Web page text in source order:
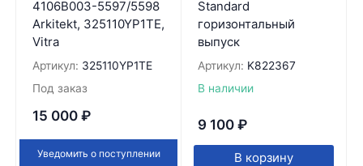
4106B003-5597/5598
Arkitekt, 325110YP1TE,
Vitra
Артикул: 325110YP1TE
Под заказ
15 000 ₽
Уведомить о поступлении
Standard
горизонтальный
выпуск
Артикул: K822367
В наличии
9 100 ₽
В корзину